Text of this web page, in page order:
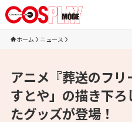
ホーム ニュース
アニメ『葬送のフ
すとや」の描き下
たグッズが登場！